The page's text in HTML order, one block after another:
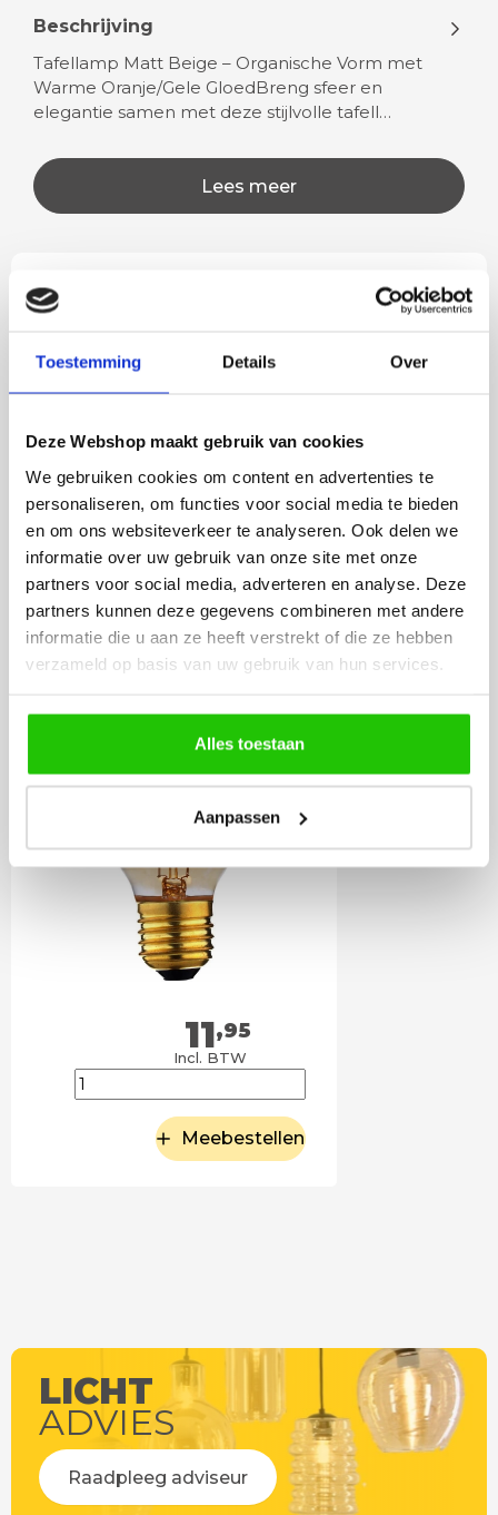
Toestemming Details Over
Deze Webshop maakt gebruik van cookies
We gebruiken cookies om content en advertenties te
personaliseren, om functies voor social media te bieden
en om ons websiteverkeer te analyseren. Ook delen we
informatie over uw gebruik van onze site met onze
partners voor social media, adverteren en analyse. Deze
partners kunnen deze gegevens combineren met andere
informatie die u aan ze heeft verstrekt of die ze hebben
verzameld op basis van uw gebruik van hun services.
Alles toestaan
Aanpassen
Beschrijving
Tafellamp Matt Beige – Organische Vorm met
Warme Oranje/Gele GloedBreng sfeer en
elegantie samen met deze stijlvolle tafell…
Lees meer
Rian
Fijne site waar ik een mooie
werd deze al bezorgd. Super
netjes en veilig verpakt.
Het bestellen,
artikel is zeer mooi
veel sfeer, het is ook
eenvoudig te
BESTELINCLUSIEF
LICHTBRONNEN
E27
11,95
Incl. BTW
Meebestellen
LICHT
ADVIES
Raadpleeg adviseur